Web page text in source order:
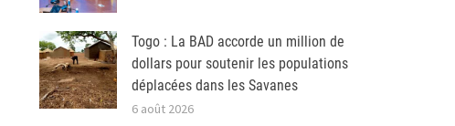
Togo : La BAD accorde un million de
dollars pour soutenir les populations
déplacées dans les Savanes
6 août 2026